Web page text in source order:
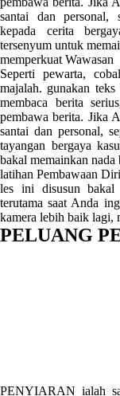
santai dan personal,
kepada cerita
tersenyum untuk
memperkuat Wawasan
Seperti pewarta,
majalah. gunakan teks
membaca berita
pembawa berita. Jika
santai dan personal,
tayangan bergaya
bakal memainkan
latihan Pembawaan Diri
les ini disusun bakal
terutama saat Anda
kamera lebih baik lagi,
PELUANG
PENYIARAN ialah